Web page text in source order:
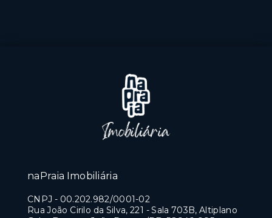
naPraia Imobiliária
CNPJ - 00.202.982/0001-02
Rua João Cirilo da Silva, 221 - Sala 703B, Altiplano